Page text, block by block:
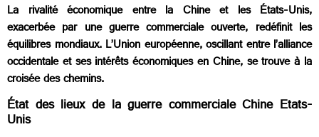
La rivalité économique entre la Chine et les États-Unis,
exacerbée par une guerre commerciale ouverte, redéfinit les
équilibres mondiaux. L’Union européenne, oscillant entre l’alliance
occidentale et ses intérêts économiques en Chine, se trouve à la
croisée des chemins.
État des lieux de la guerre commerciale Chine Etats-
Unis